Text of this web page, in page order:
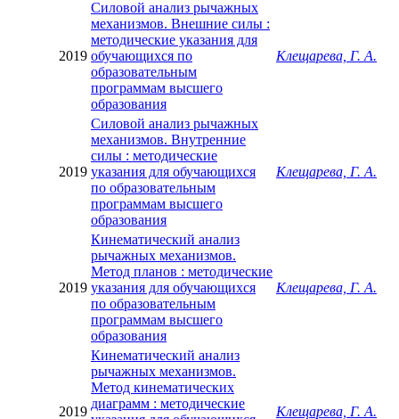
2019
Силовой анализ рычажных
механизмов. Внешние силы :
методические указания для
обучающихся по
образовательным
программам высшего
образования
Клещарева, Г. А.
2019
Силовой анализ рычажных
механизмов. Внутренние
силы : методические
указания для обучающихся
по образовательным
программам высшего
образования
Клещарева, Г. А.
2019
Кинематический анализ
рычажных механизмов.
Метод планов : методические
указания для обучающихся
по образовательным
программам высшего
образования
Клещарева, Г. А.
2019
Кинематический анализ
рычажных механизмов.
Метод кинематических
диаграмм : методические
Клещарева, Г. А.